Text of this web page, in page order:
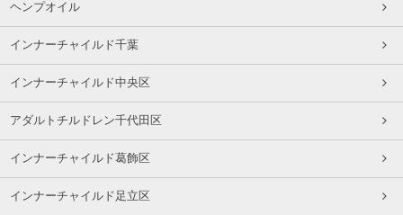
ヘンプオイル
インナーチャイルド千葉
インナーチャイルド中央区
アダルトチルドレン千代田区
インナーチャイルド葛飾区
インナーチャイルド足立区